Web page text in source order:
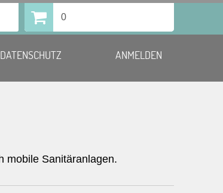
0
DATENSCHUTZ ANMELDEN
mobile Sanitäranlagen.